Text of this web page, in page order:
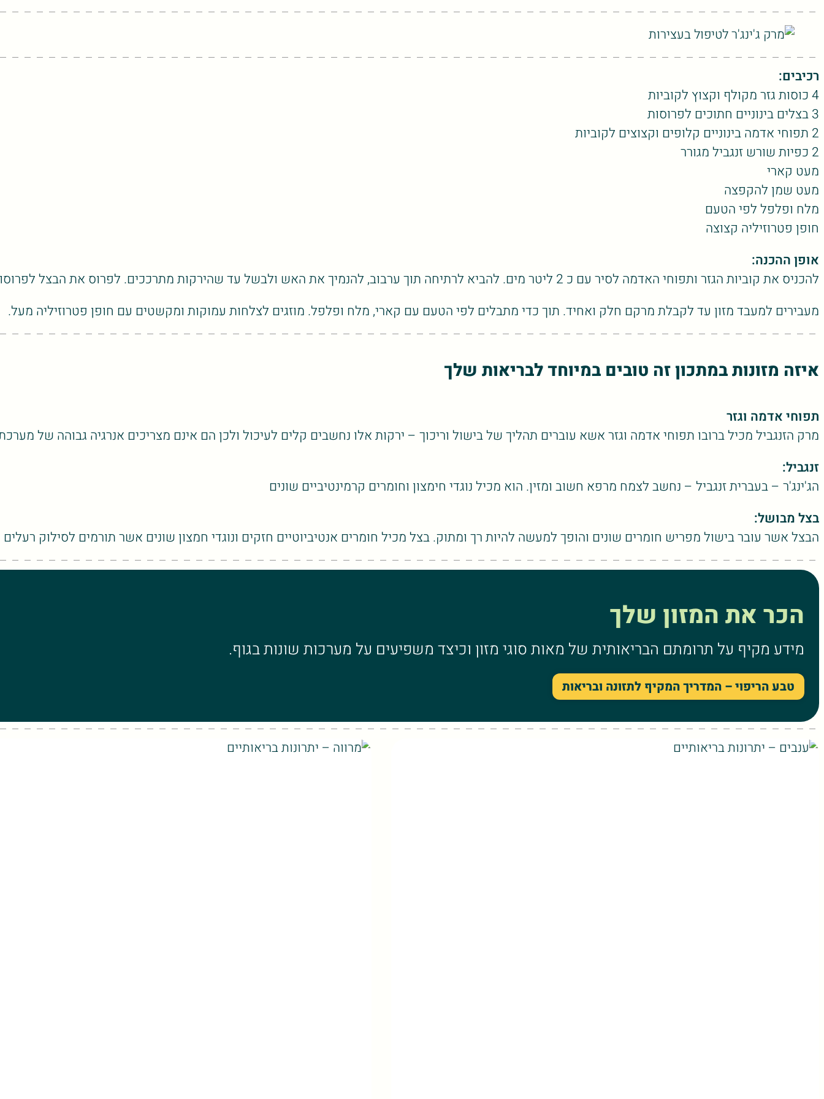
רכיבים:
4 כוסות גזר מקולף וקצוץ לקוביות
3 בצלים בינוניים חתוכים לפרוסות
2 תפוחי אדמה בינוניים קלופים וקצוצים לקוביות
2 כפיות שורש זנגביל מגורר
מעט קארי
מעט שמן להקפצה
מלח ופלפל לפי הטעם
חופן פטרוזיליה קצוצה
אופן ההכנה:
להכניס את קוביות הגזר ותפוחי האדמה לסיר עם כ 2 ליטר מים. להביא לרתיחה תוך ערבוב, להנמיך את האש ולבשל עד שהירקות מתרככים. לפרוס את הבצל לפרוסות, יחד עם הזנגביל להקפיץ במחבת חמה עם מעט שמן (קנולה או זית). מוסיפים את הבצל והזנגביל לסיר הירקות ומבשלים על אש נמוכה עוד כ 7 דקות.
מעבירים למעבד מזון עד לקבלת מרקם חלק ואחיד. תוך כדי מתבלים לפי הטעם עם קארי, מלח ופלפל. מוזגים לצלחות עמוקות ומקשטים עם חופן פטרוזיליה מעל.
איזה מזונות במתכון זה טובים במיוחד לבריאות שלך
תפוחי אדמה וגזר
מרק הזנגביל מכיל ברובו תפוחי אדמה וגזר אשא עוברים תהליך של בישול וריכוך – ירקות אלו נחשבים קלים לעיכול ולכן הם אינם מצריכים אנרגיה גבוהה של
זנגביל:
הג'ינג'ר – בעברית זנגביל – נחשב לצמח מרפא חשוב ומזין. הוא מכיל נוגדי חימצון וחומרים קרמינטיביים שונים
בצל מבושל:
הבצל אשר עובר בישול מפריש חומרים שונים והופך למעשה להיות רך ומתוק. בצל מכיל חומרים אנטיביוטיים חזקים ונוגדי חמצון שונים אשר תורמים לסילוק
הכר את המזון שלך
מידע מקיף על תרומתם הבריאותית של מאות סוגי מזון וכיצד משפיעים על מערכות שונות בגוף.
טבע הריפוי – המדריך המקיף לתזונה ובריאות